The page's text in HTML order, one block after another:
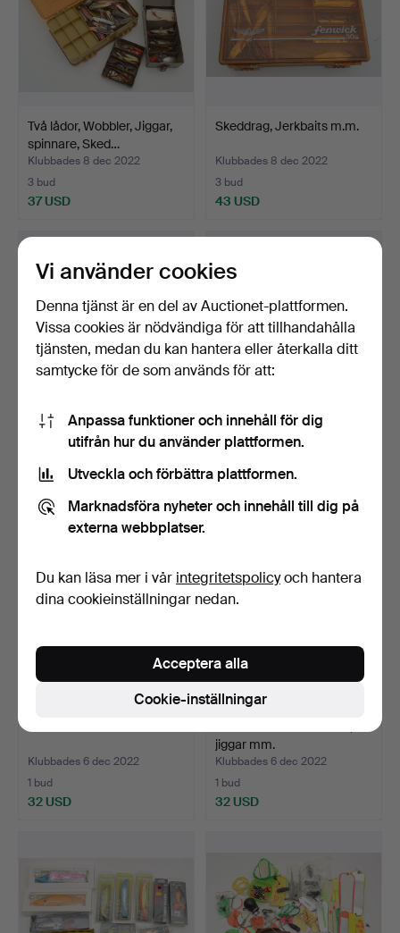
Två lådor, Wobbler, Jiggar,
spinnare, Sked…
Klubbades 8 dec 2022
3 bud
37 USD
Skeddrag, Jerkbaits m.m.
Klubbades 8 dec 2022
3 bud
43 USD
Skeddrag m.m.
1 bud
32 USD
Fisketillbehör. Sänken.
Lekare, mm.
1 bud
32 USD
Klubbades 6 dec 2022
1 bud
32 USD
jiggar mm.
Klubbades 6 dec 2022
1 bud
32 USD
Vi använder cookies
Denna tjänst är en del av Auctionet-plattformen.
Vissa cookies är nödvändiga för att tillhandahålla
tjänsten, medan du kan hantera eller återkalla ditt
samtycke för de som används för att:
Anpassa funktioner och innehåll för dig
utifrån hur du använder plattformen.
Utveckla och förbättra plattformen.
Marknadsföra nyheter och innehåll till dig på
externa webbplatser.
Du kan läsa mer i vår integritetspolicyoch hantera
dina cookieinställningar nedan.
Cookie-inställningar
Acceptera alla